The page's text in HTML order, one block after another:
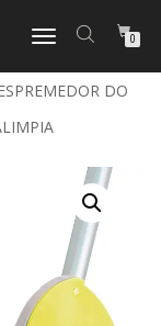
ALTERNAR
0
DO